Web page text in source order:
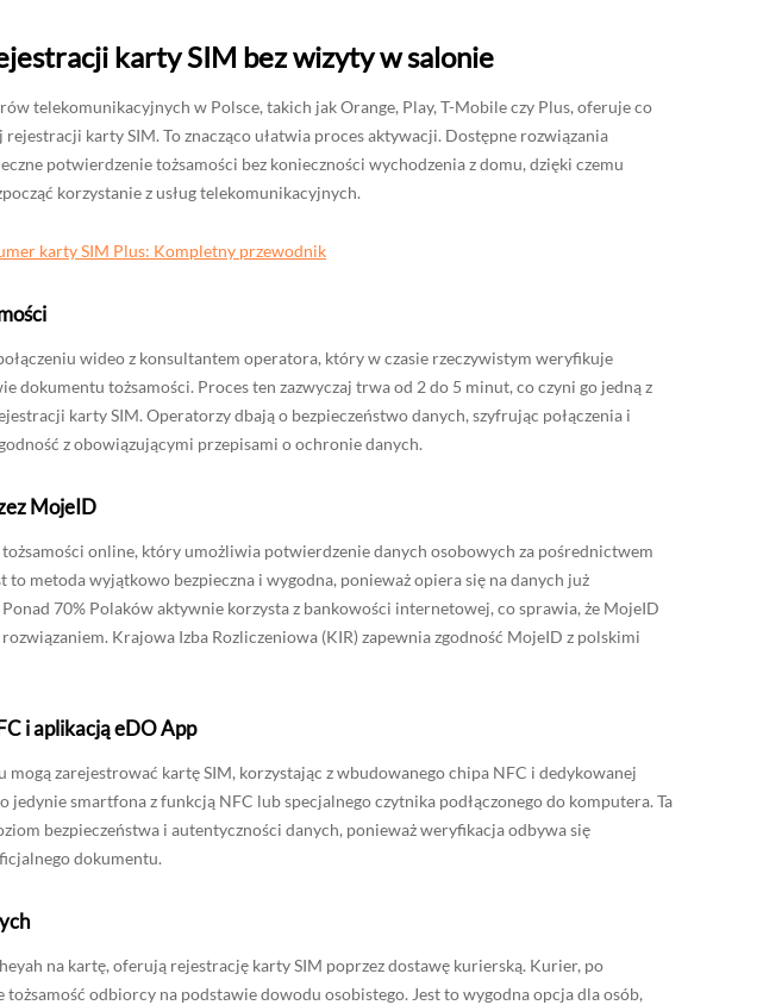
karty SIM bez wizyty w salonie
telekomunikacyjnych w Polsce, takich jak Orange, Play, T-Mobile czy Plus, oferuje co
karty SIM. To znacząco ułatwia proces aktywacji. Dostępne rozwiązania
potwierdzenie tożsamości bez konieczności wychodzenia z domu, dzięki czemu
korzystanie z usług telekomunikacyjnych.
karty SIM Plus: Kompletny przewodnik
wideo z konsultantem operatora, który w czasie rzeczywistym weryfikuje
dokumentu tożsamości. Proces ten zazwyczaj trwa od 2 do 5 minut, co czyni go jedną z
karty SIM. Operatorzy dbają o bezpieczeństwo danych, szyfrując połączenia i
z obowiązującymi przepisami o ochronie danych.
MojeID
online, który umożliwia potwierdzenie danych osobowych za pośrednictwem
to metoda wyjątkowo bezpieczna i wygodna, ponieważ opiera się na danych już
70% Polaków aktywnie korzysta z bankowości internetowej, co sprawia, że MojeID
Krajowa Izba Rozliczeniowa (KIR) zapewnia zgodność MojeID z polskimi
i aplikacją eDO App
mogą zarejestrować kartę SIM, korzystając z wbudowanego chipa NFC i dedykowanej
jedynie smartfona z funkcją NFC lub specjalnego czytnika podłączonego do komputera. Ta
bezpieczeństwa i autentyczności danych, ponieważ weryfikacja odbywa się
dokumentu.
na kartę, oferują rejestrację karty SIM poprzez dostawę kurierską. Kurier, po
odbiorcy na podstawie dowodu osobistego. Jest to wygodna opcja dla osób,